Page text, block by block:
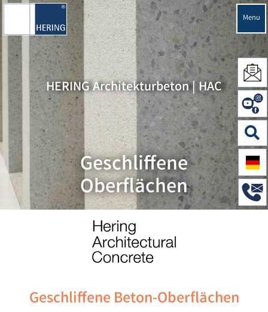
Menu
HERING Architekturbeton | HAC
Geschliffene
Oberflächen
Geschliffene Beton-Oberflächen